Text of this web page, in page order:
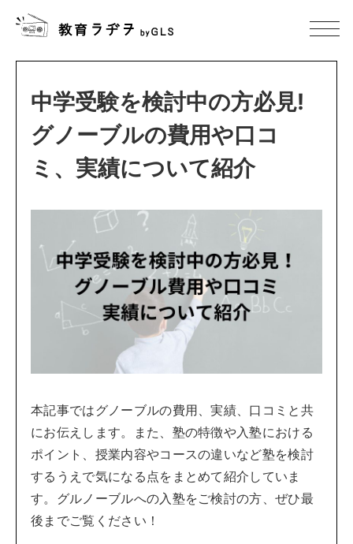
中学受験を検討中の方必見!
グノーブルの費用や口コ
ミ、実績について紹介
本記事ではグノーブルの費用、実績、口コミと共
にお伝えします。また、塾の特徴や入塾における
ポイント、授業内容やコースの違いなど塾を検討
するうえで気になる点をまとめて紹介していま
す。グルノーブルへの入塾をご検討の方、ぜひ最
後までご覧ください！